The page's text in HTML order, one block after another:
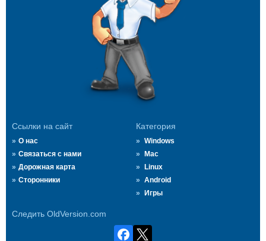
Ссылки на сайт
О нас
Связаться с нами
Дорожная карта
Сторонники
Категория
Windows
Mac
Linux
Android
Игры
Следить OldVersion.com